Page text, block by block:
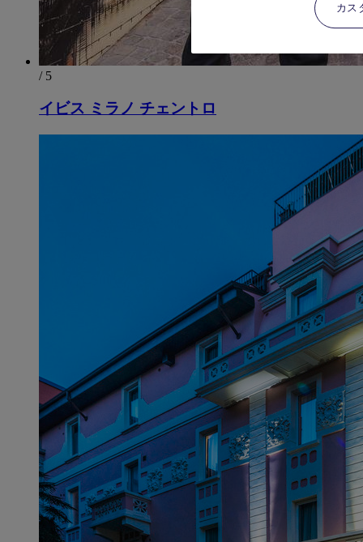
/ 5
イビス ミラノ チェントロ
カス